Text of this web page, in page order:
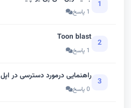
1
1 پاسخ
2
Toon blast
1 پاسخ
3
راهنمایی درمورد دسترسی در اپل
0 پاسخ